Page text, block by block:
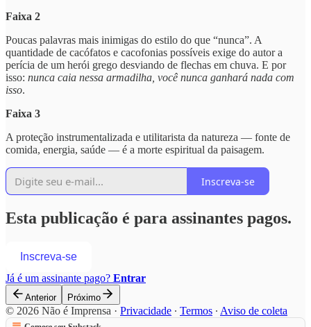
Faixa 2
Poucas palavras mais inimigas do estilo do que “nunca”. A
quantidade de cacófatos e cacofonias possíveis exige do autor a
perícia de um herói grego desviando de flechas em chuva. E por
isso: nunca caia nessa armadilha, você nunca ganhará nada com
isso.
Faixa 3
A proteção instrumentalizada e utilitarista da natureza — fonte de
comida, energia, saúde — é a morte espiritual da paisagem.
Inscreva-se
Esta publicação é para assinantes pagos.
Inscreva-se
Já é um assinante pago? Entrar
Anterior Próximo
© 2026 Não é Imprensa · Privacidade ∙ Termos ∙ Aviso de coleta